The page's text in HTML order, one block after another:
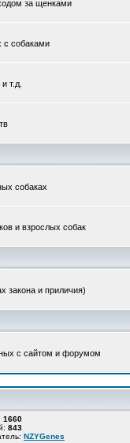
за щенками
с собаками
т.д.
собаках
и взрослых собак
закона и приличия)
с сайтом и форумом
1660
843
NZYGenes